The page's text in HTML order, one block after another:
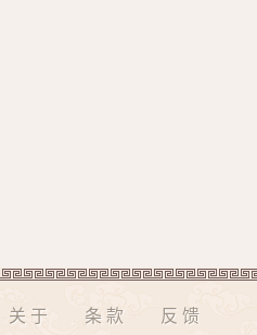
关于 条款 反馈